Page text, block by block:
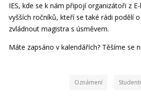
IES, kde se k nám připojí organizátoři z
vyšších ročníků, kteří se také rádi podělí
zvládnout magistra s úsměvem.
Máte zapsáno v kalendářích? Těšíme se
Oznámení Studenti